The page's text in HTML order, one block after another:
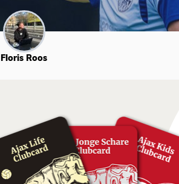
Floris Roos